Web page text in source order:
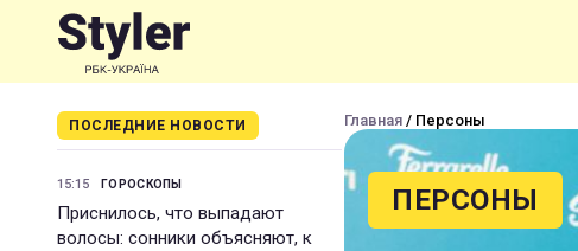
ПОСЛЕДНИЕ НОВОСТИ
15:15 ГОРОСКОПЫ
Приснилось, что выпадают
волосы: сонники объясняют, к
Главная / Персоны
ПЕРСОНЫ